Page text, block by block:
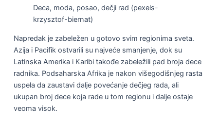
Deca, moda, posao, dečji rad (pexels-
krzysztof-biernat)
Napredak je zabeležen u gotovo svim regionima sveta.
Azija i Pacifik ostvarili su najveće smanjenje, dok su
Latinska Amerika i Karibi takođe zabeležili pad broja dece
radnika. Podsaharska Afrika je nakon višegodišnjeg rasta
uspela da zaustavi dalje povećanje dečjeg rada, ali
ukupan broj dece koja rade u tom regionu i dalje ostaje
veoma visok.